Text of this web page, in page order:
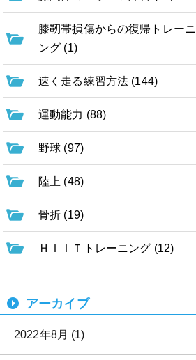
膝靭帯損傷からの復帰トレーニ
ング (1)
速く走る練習方法 (144)
運動能力 (88)
野球 (97)
陸上 (48)
骨折 (19)
ＨＩＩＴトレーニング (12)
アーカイブ
2022年8月 (1)